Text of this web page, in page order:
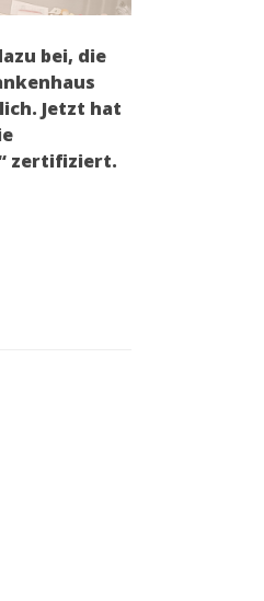
bei, die
Jetzt hat
zertifiziert.